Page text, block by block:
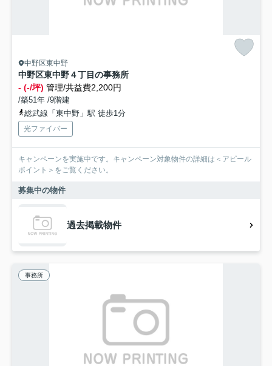
中野区東中野
中野区東中野４丁目の事務所
- (-/坪) 管理/共益費2,200円
/築51年 /9階建
総武線「東中野」駅 徒歩1分
光ファイバー
キャンペーンを実施中です。キャンペーン対象物件の詳細は＜アピール
ポイント＞をご覧ください。
募集中の物件
過去掲載物件
事務所